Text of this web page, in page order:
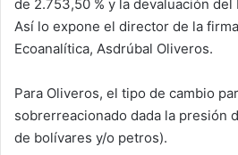
de 2.753,50 % y la devaluación del
Así lo expone el director de la
Ecoanalítica, Asdrúbal Oliveros.
Para Oliveros, el tipo de cambio
sobrerreacionado dada la presión
de bolívares y/o petros).